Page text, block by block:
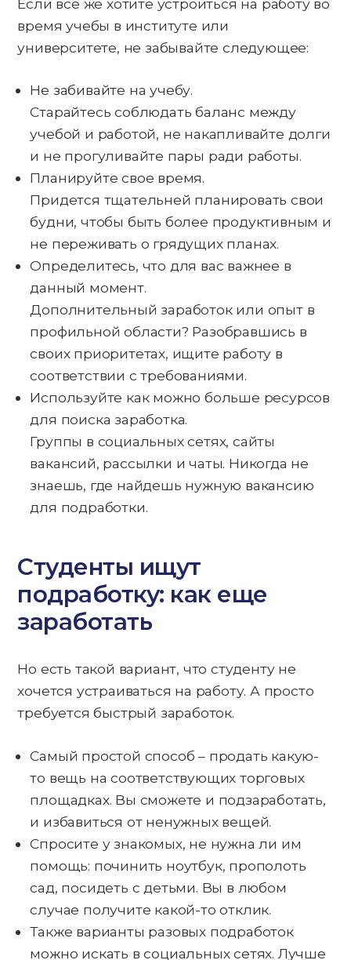
Если все же хотите устроиться на работу во
время учебы в институте или
университете, не забывайте следующее:
Не забивайте на учебу.
Старайтесь соблюдать баланс между
учебой и работой, не накапливайте долги
и не прогуливайте пары ради работы.
Планируйте свое время.
Придется тщательней планировать свои
будни, чтобы быть более продуктивным и
не переживать о грядущих планах.
Определитесь, что для вас важнее в
данный момент.
Дополнительный заработок или опыт в
профильной области? Разобравшись в
своих приоритетах, ищите работу в
соответствии с требованиями.
Используйте как можно больше ресурсов
для поиска заработка.
Группы в социальных сетях, сайты
вакансий, рассылки и чаты. Никогда не
знаешь, где найдешь нужную вакансию
для подработки.
Студенты ищут
подработку: как еще
заработать
Но есть такой вариант, что студенту не
хочется устраиваться на работу. А просто
требуется быстрый заработок.
Самый простой способ – продать какую-
то вещь на соответствующих торговых
площадках. Вы сможете и подзаработать,
и избавиться от ненужных вещей.
Спросите у знакомых, не нужна ли им
помощь: починить ноутбук, прополоть
сад, посидеть с детьми. Вы в любом
случае получите какой-то отклик.
Также варианты разовых подработок
можно искать в социальных сетях. Лучше